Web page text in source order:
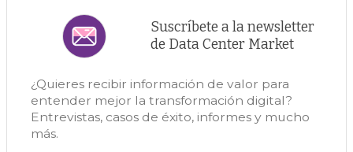
Suscríbete a la newsletter
de Data Center Market
¿Quieres recibir información de valor para
entender mejor la transformación digital?
Entrevistas, casos de éxito, informes y mucho
más.